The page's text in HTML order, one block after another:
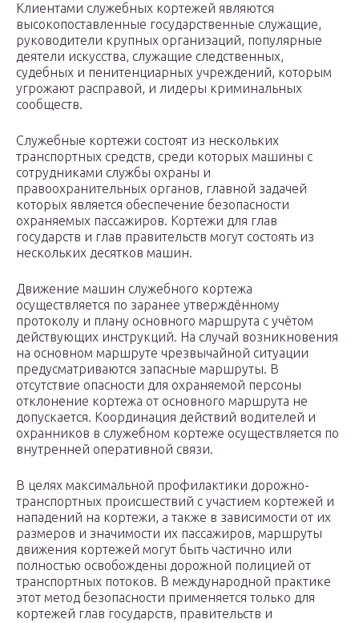
Клиентами служебных кортежей являются
высокопоставленные государственные служащие,
руководители крупных организаций, популярные
деятели искусства, служащие следственных,
судебных и пенитенциарных учреждений, которым
угрожают расправой, и лидеры криминальных
сообществ.
Служебные кортежи состоят из нескольких
транспортных средств, среди которых машины с
сотрудниками службы охраны и
правоохранительных органов, главной задачей
которых является обеспечение безопасности
охраняемых пассажиров. Кортежи для глав
государств и глав правительств могут состоять из
нескольких десятков машин.
Движение машин служебного кортежа
осуществляется по заранее утверждённому
протоколу и плану основного маршрута с учётом
действующих инструкций. На случай возникновения
на основном маршруте чрезвычайной ситуации
предусматриваются запасные маршруты. В
отсутствие опасности для охраняемой персоны
отклонение кортежа от основного маршрута не
допускается. Координация действий водителей и
охранников в служебном кортеже осуществляется по
внутренней оперативной связи.
В целях максимальной профилактики дорожно-
транспортных происшествий с участием кортежей и
нападений на кортежи, а также в зависимости от их
размеров и значимости их пассажиров, маршруты
движения кортежей могут быть частично или
полностью освобождены дорожной полицией от
транспортных потоков. В международной практике
этот метод безопасности применяется только для
кортежей глав государств, правительств и